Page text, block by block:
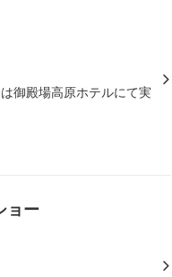
御殿場高原ホテルにて実
ョー